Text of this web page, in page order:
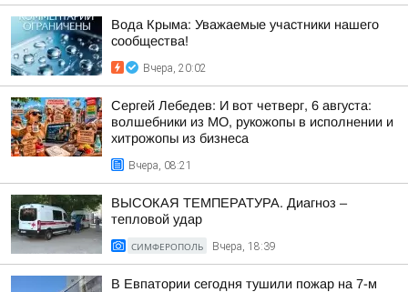
Вода Крыма: Уважаемые участники нашего
сообщества!
Вчера, 20:02
Сергей Лебедев: И вот четверг, 6 августа:
волшебники из МО, рукожопы в исполнении и
хитрожопы из бизнеса
Вчера, 08:21
ВЫСОКАЯ ТЕМПЕРАТУРА. Диагноз –
тепловой удар
СИМФЕРОПОЛЬ Вчера, 18:39
В Евпатории сегодня тушили пожар на 7-м